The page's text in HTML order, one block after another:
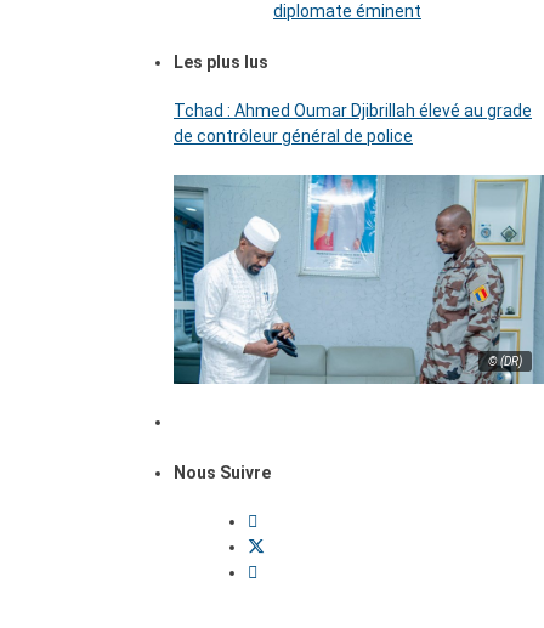
diplomate éminent
Les plus lus
Tchad : Ahmed Oumar Djibrillah élevé au grade
de contrôleur général de police
© (DR)
Nous Suivre